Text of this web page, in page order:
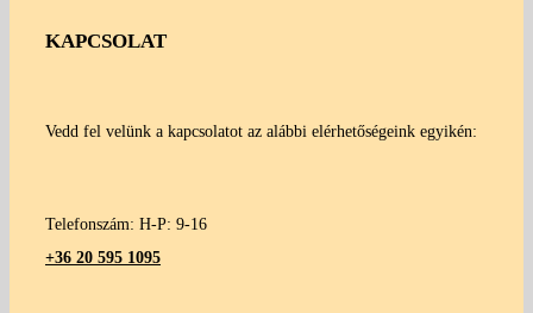
KAPCSOLAT
Vedd fel velünk a kapcsolatot az alábbi elérhetőségeink egyikén:
Telefonszám: H-P: 9-16
+36 20 595 1095